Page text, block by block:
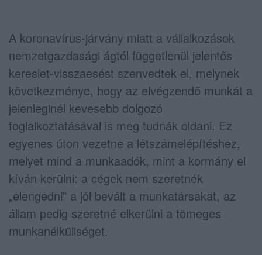
A koronavírus-járvány miatt a vállalkozások
nemzetgazdasági ágtól függetlenül jelentős
kereslet-visszaesést szenvedtek el, melynek
következménye, hogy az elvégzendő munkát a
jelenleginél kevesebb dolgozó
foglalkoztatásával is meg tudnák oldani. Ez
egyenes úton vezetne a létszámelépítéshez,
melyet mind a munkaadók, mint a kormány el
kíván kerülni: a cégek nem szeretnék
„elengedni” a jól bevált a munkatársakat, az
állam pedig szeretné elkerülni a tömeges
munkanélküliséget.